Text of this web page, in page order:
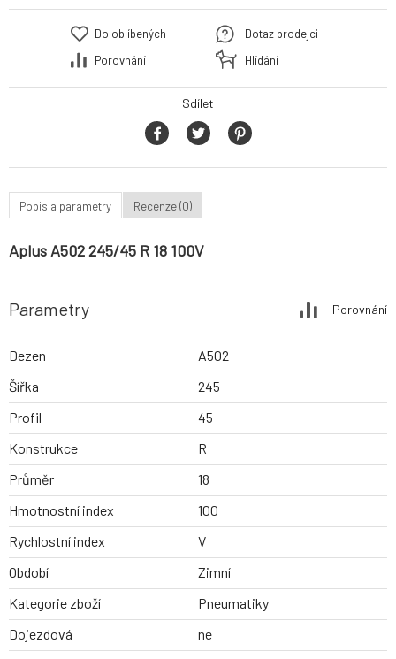
Do oblíbených
Porovnání
Dotaz prodejci
Hlídání
Sdílet
Popis a parametry Recenze (0)
Aplus A502 245/45 R 18 100V
Parametry Porovnání
Dezen
A502
Šířka
245
Profil
45
Konstrukce
R
Průměr
18
Hmotnostní index
100
Rychlostní index
V
Období
Zimní
Kategorie zboží
Pneumatiky
Dojezdová
ne